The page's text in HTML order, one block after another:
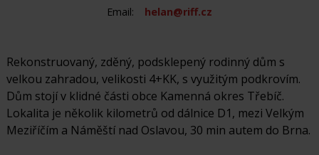
Email:
helan@riff.cz
Rekonstruovaný, zděný, podsklepený rodinný dům s
velkou zahradou, velikosti 4+KK, s využitým podkrovím.
Dům stojí v klidné části obce Kamenná okres Třebíč.
Lokalita je několik kilometrů od dálnice D1, mezi Velkým
Meziříčím a Náměští nad Oslavou, 30 min autem do Brna.